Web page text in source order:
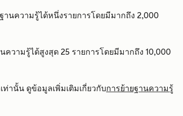
านความรู้ได้หนึ่งรายการโดยมีมากถึง 2,000
ความรู้ได้สูงสุด 25 รายการโดยมีมากถึง 10,000
านั้น ดูข้อมูลเพิ่มเติมเกี่ยวกับการย้ายฐานความรู้